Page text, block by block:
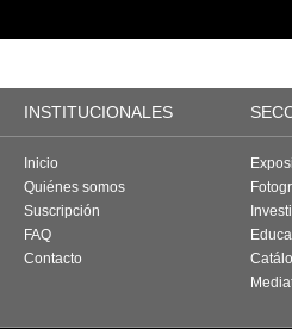
INSTITUCIONALES
Inicio
Quiénes somos
Suscripción
FAQ
Contacto